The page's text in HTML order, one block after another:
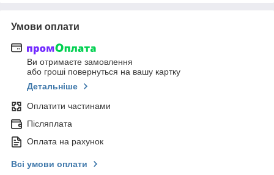
Умови оплати
Ви отримаєте замовлення
або гроші повернуться на вашу картку
Детальніше
Оплатити частинами
Післяплата
Оплата на рахунок
Всі умови оплати